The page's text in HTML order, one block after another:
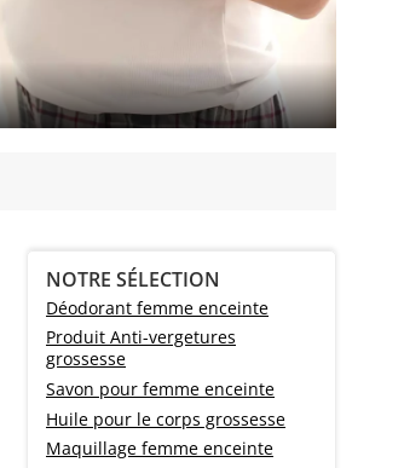
NOTRE SÉLECTION
Déodorant femme enceinte
Produit Anti-vergetures
grossesse
Savon pour femme enceinte
Huile pour le corps grossesse
Maquillage femme enceinte